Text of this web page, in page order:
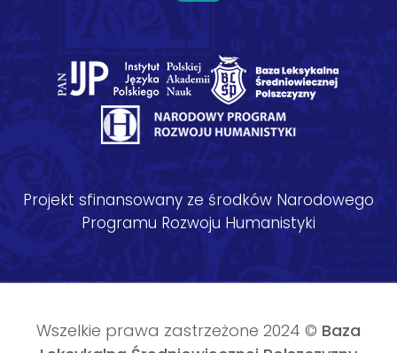
Projekt sfinansowany ze środków Narodowego
Programu Rozwoju Humanistyki
Wszelkie prawa zastrzeżone 2024 © Baza